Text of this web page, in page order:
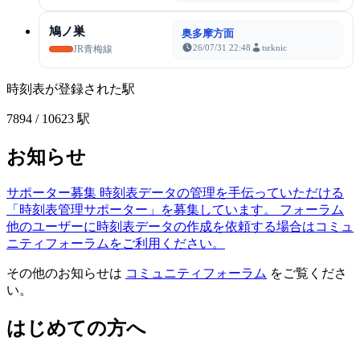
鳩ノ巣
JR青梅線
奥多摩方面
26/07/31 22:48 tsrknic
時刻表が登録された駅
7894 / 10623 駅
お知らせ
サポーター募集 時刻表データの管理を手伝っていただける
「時刻表管理サポーター」を募集しています。
フォーラム
他のユーザーに時刻表データの作成を依頼する場合はコミュ
ニティフォーラムをご利用ください。
その他のお知らせは コミュニティフォーラム をご覧くださ
い。
はじめての方へ